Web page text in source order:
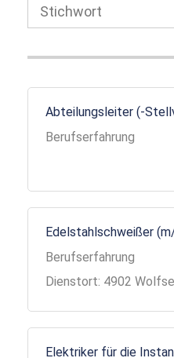
Abteilungsleiter (-
Berufserfahrung
Edelstahlschweißer
Berufserfahrung
Dienstort: 4902
Elektriker für die